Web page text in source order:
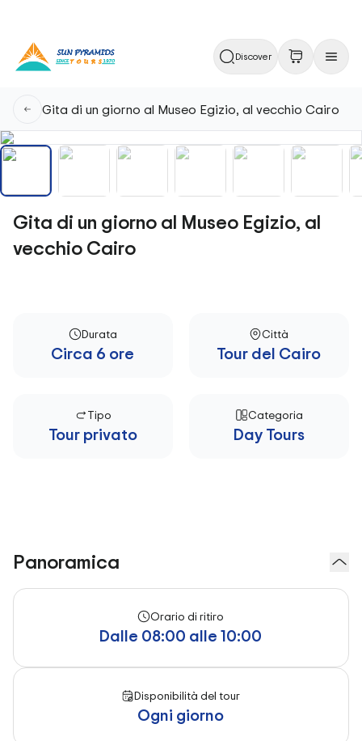
Discover
Gita di un giorno al Museo Egizio, al vecchio Cairo
Gita di un giorno al Museo Egizio, al
vecchio Cairo
Durata
Circa 6 ore
Città
Tour del Cairo
Tipo
Tour privato
Categoria
Day Tours
Panoramica
Orario di ritiro
Dalle 08:00 alle 10:00
Disponibilità del tour
Ogni giorno